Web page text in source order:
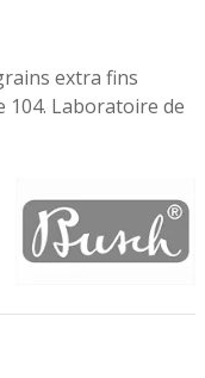
extra fins
104. Laboratoire de